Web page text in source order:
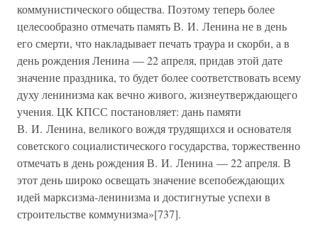
коммунистического общества. Поэтому теперь более
целесообразно отмечать память В. И. Ленина не в день
его смерти, что накладывает печать траура и скорби, а в
день рождения Ленина — 22 апреля, придав этой дате
значение праздника, то будет более соответствовать всему
духу ленинизма как вечно живого, жизнеутверждающего
учения. ЦК КПСС постановляет: дань памяти
В. И. Ленина, великого вождя трудящихся и основателя
советского социалистического государства, торжественно
отмечать в день рождения В. И. Ленина — 22 апреля. В
этот день широко освещать значение всепобеждающих
идей марксизма-ленинизма и достигнутые успехи в
строительстве коммунизма»[737].